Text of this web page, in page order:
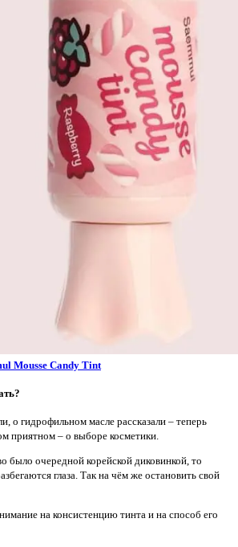
Mousse Candy Tint
о гидрофильном масле рассказали – теперь
приятном – о выборе косметики.
было очередной корейской диковинкой, то
глаза. Так на чём же остановить свой
на консистенцию тинта и на способ его